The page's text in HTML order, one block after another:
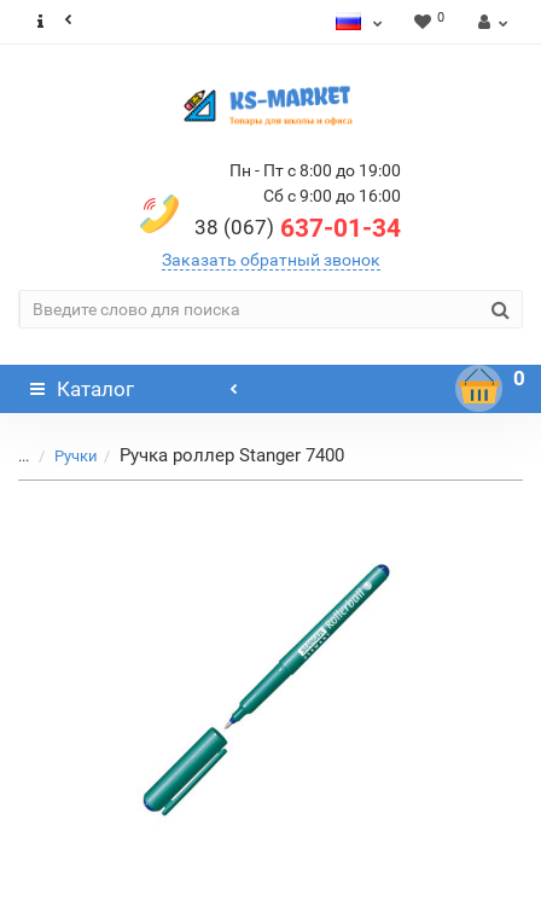
0
Пн - Пт с 8:00 до 19:00
Сб с 9:00 до 16:00
38 (067) 637-01-34
Заказать обратный звонок
Каталог 0
... Ручки Ручка роллер Stanger 7400